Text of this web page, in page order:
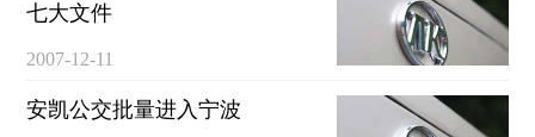
七大文件
2007-12-11
安凯公交批量进入宁波